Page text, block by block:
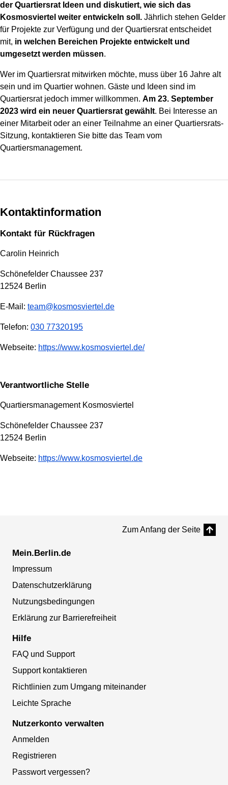
der Quartiersrat Ideen und diskutiert, wie sich das
Kosmosviertel weiter entwickeln soll. Jährlich stehen Gelder
für Projekte zur Verfügung und der Quartiersrat entscheidet
mit, in welchen Bereichen Projekte entwickelt und
umgesetzt werden müssen.
Wer im Quartiersrat mitwirken möchte, muss über 16 Jahre alt
sein und im Quartier wohnen. Gäste und Ideen sind im
Quartiersrat jedoch immer willkommen. Am 23. September
2023 wird ein neuer Quartiersrat gewählt. Bei Interesse an
einer Mitarbeit oder an einer Teilnahme an einer Quartiersrats-
Sitzung, kontaktieren Sie bitte das Team vom
Quartiersmanagement.
Kontaktinformation
Kontakt für Rückfragen
Carolin Heinrich
Schönefelder Chaussee 237
12524 Berlin
E-Mail: team@kosmosviertel.de
Telefon: 030 77320195
Webseite: https://www.kosmosviertel.de/
Verantwortliche Stelle
Quartiersmanagement Kosmosviertel
Schönefelder Chaussee 237
12524 Berlin
Webseite: https://www.kosmosviertel.de
Zum Anfang der Seite
Mein.Berlin.de
Impressum
Datenschutzerklärung
Nutzungsbedingungen
Erklärung zur Barrierefreiheit
Hilfe
FAQ und Support
Support kontaktieren
Richtlinien zum Umgang miteinander
Leichte Sprache
Nutzerkonto verwalten
Anmelden
Registrieren
Passwort vergessen?